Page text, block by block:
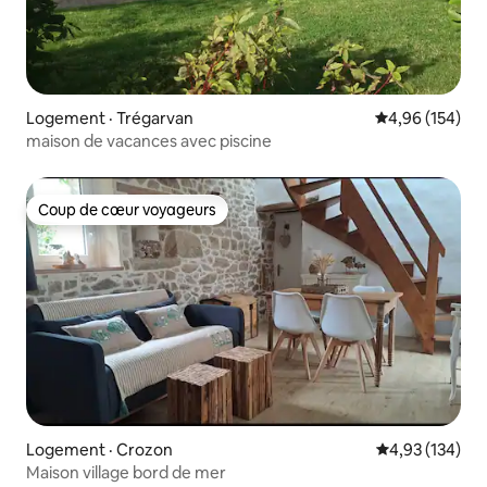
Logement · Trégarvan Note
4,96 (154)
maison de vacances avec piscine
Coup de cœur voyageurs
Coup de cœur voyageurs
Logement · Crozon Note
4,93 (134)
Maison village bord de mer